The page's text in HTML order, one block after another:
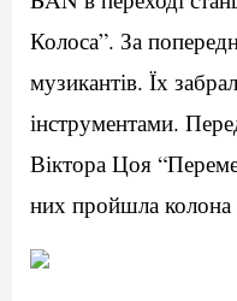
Колоса”. За
музикантів. Їх
інструментами.
Віктора Цоя
них пройшла колона